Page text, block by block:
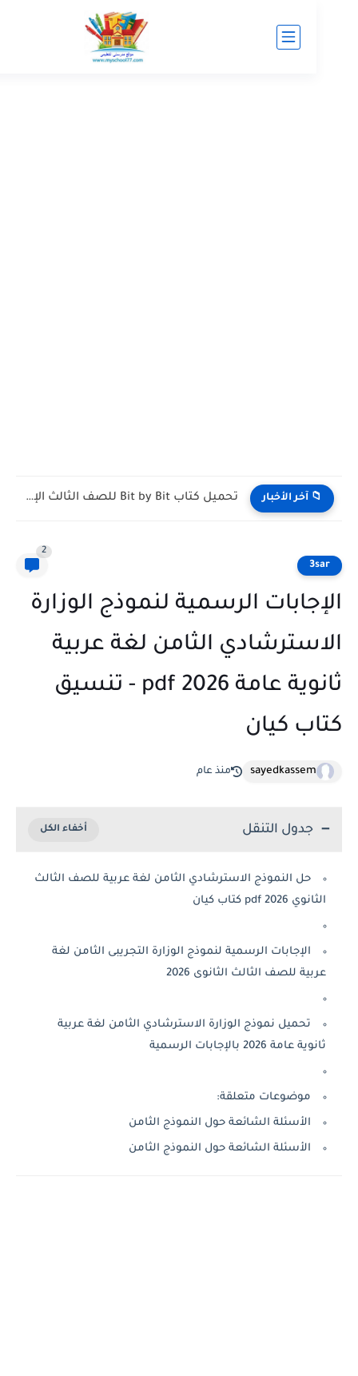
آخر الأخبار تحميل كتاب الاضواء عربي للصف الثالث الثانوي 2027 PDF...
الرسمية لنموذج الوزارة
الثامن لغة عربية
ثانوية عامة 2026 pdf - تنسيق
كيان
sayedkassem منذ عام
جدول التنقل
حل النموذج الاسترشادي الثامن لغة عربية للصف الثالث
الإجابات الرسمية لنموذج الوزارة التجريبى الثامن لغة
للصف الثالث الثانوى 2026
تحميل نموذج الوزارة الاسترشادي الثامن لغة عربية
عامة 2026 بالإجابات الرسمية
موضوعات متعلقة:
الأسئلة الشائعة حول النموذج الثامن
الأسئلة الشائعة حول النموذج الثامن